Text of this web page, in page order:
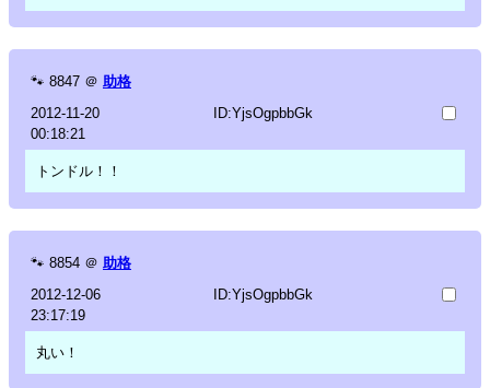
🐾 8847 ＠ 助格
2012-11-20
00:18:21
ID:YjsOgpbbGk
トンドル！！
🐾 8854 ＠ 助格
2012-12-06
23:17:19
ID:YjsOgpbbGk
丸い！